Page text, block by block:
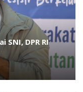
SNI, DPR RI